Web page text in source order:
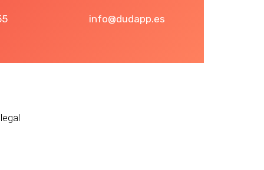
info@dudapp.es